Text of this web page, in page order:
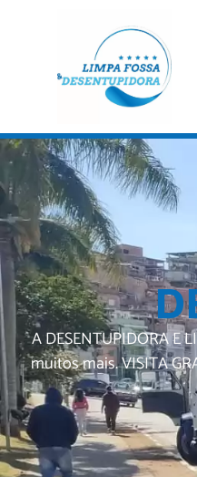
A DESENTUPIDORA E
muitos mais. VISITA